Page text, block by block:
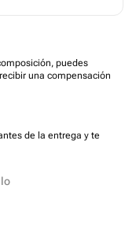
puedes
una compensación
de la entrega y te